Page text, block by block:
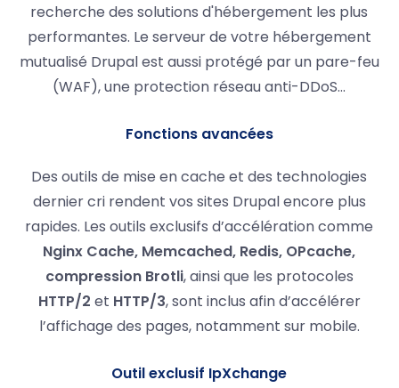
recherche des solutions d'hébergement les plus
performantes. Le serveur de votre hébergement
mutualisé Drupal est aussi protégé par un pare-feu
(WAF), une protection réseau anti-DDoS...
Fonctions avancées
Des outils de mise en cache et des technologies
dernier cri rendent vos sites Drupal encore plus
rapides. Les outils exclusifs d’accélération comme
Nginx Cache, Memcached, Redis, OPcache,
compression Brotli, ainsi que les protocoles
HTTP/2 et HTTP/3, sont inclus afin d’accélérer
l’affichage des pages, notamment sur mobile.
Outil exclusif IpXchange